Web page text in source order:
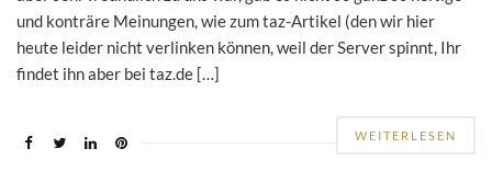
und konträre Meinungen, wie zum taz-Artikel (den wir hier
heute leider nicht verlinken können, weil der Server spinnt, Ihr
findet ihn aber bei taz.de […]
WEITERLESEN